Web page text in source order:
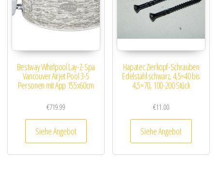
Bestway Whirlpool Lay-Z-Spa
Vancouver Airjet Pool 3-5
Personen mit App 155x60cm
€719.99
Siehe Angebot
Hapatec Zierkopf-Schrauben
Edelstahl schwarz, 4,5×40 bis
4,5×70, 100-200 Stück
€11.00
Siehe Angebot